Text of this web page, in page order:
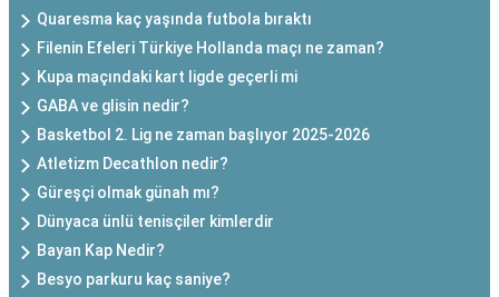
Quaresma kaç yaşında futbola bıraktı
Filenin Efeleri Türkiye Hollanda maçı ne zaman?
Kupa maçındaki kart ligde geçerli mi
GABA ve glisin nedir?
Basketbol 2. Lig ne zaman başlıyor 2025-2026
Atletizm Decathlon nedir?
Güreşçi olmak günah mı?
Dünyaca ünlü tenisçiler kimlerdir
Bayan Kap Nedir?
Besyo parkuru kaç saniye?